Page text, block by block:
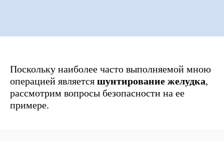
Поскольку наиболее часто выполняемой мною
операцией является шунтирование желудка,
рассмотрим вопросы безопасности на ее
примере.